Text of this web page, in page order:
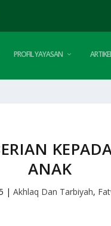
PROFIL YAYASAN
ANAK
| Akhlaq Dan Tarbiyah,